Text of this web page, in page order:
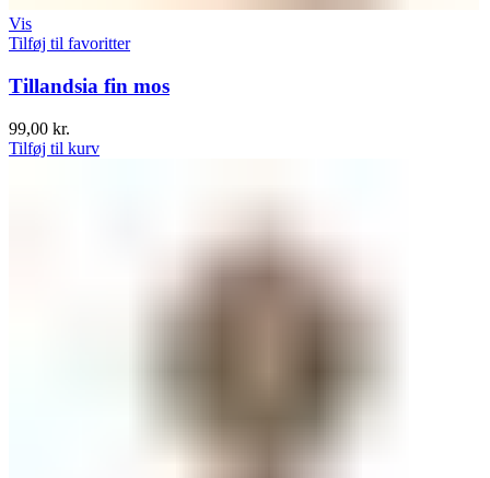
Vis
Tilføj til favoritter
Tillandsia fin mos
99,00 kr.
Tilføj til kurv